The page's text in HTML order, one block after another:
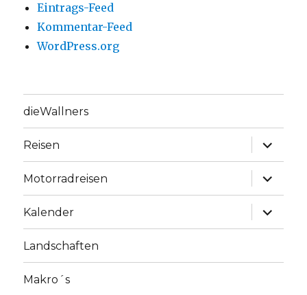
Eintrags-Feed
Kommentar-Feed
WordPress.org
dieWallners
Reisen
Motorradreisen
Kalender
Landschaften
Makro´s